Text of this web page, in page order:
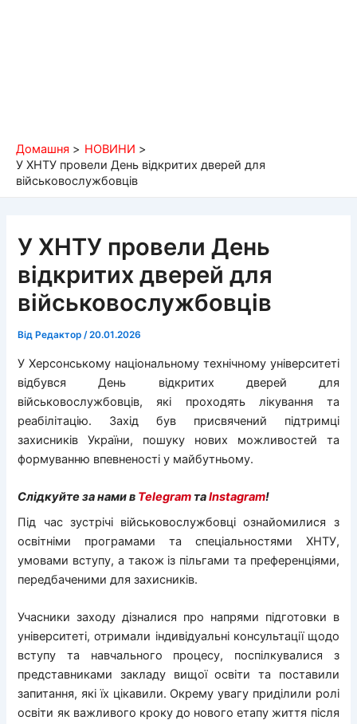
Домашня
НОВИНИ
У ХНТУ провели День відкритих дверей для
військовослужбовців
У ХНТУ провели День
відкритих дверей для
військовослужбовців
Від Редактор/20.01.2026
У Херсонському національному технічному університеті
відбувся День відкритих дверей для
військовослужбовців, які проходять лікування та
реабілітацію. Захід був присвячений підтримці
захисників України, пошуку нових можливостей та
формуванню впевненості у майбутньому.
Слідкуйте за нами в Telegram таInstagram!
Під час зустрічі військовослужбовці ознайомилися з
освітніми програмами та спеціальностями ХНТУ,
умовами вступу, а також із пільгами та преференціями,
передбаченими для захисників.
Учасники заходу дізналися про напрями підготовки в
університеті, отримали індивідуальні консультації щодо
вступу та навчального процесу, поспілкувалися з
представниками закладу вищої освіти та поставили
запитання, які їх цікавили. Окрему увагу приділили ролі
освіти як важливого кроку до нового етапу життя після